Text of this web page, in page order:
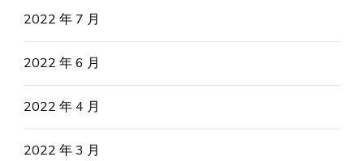
2022 年 7 月
2022 年 6 月
2022 年 4 月
2022 年 3 月